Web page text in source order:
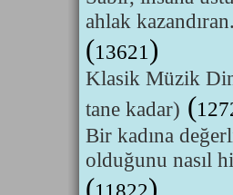
ahlak
(13621 )
Klasik Müzik
tane kadar) (
Bir kadına
olduğunu nasıl
( )